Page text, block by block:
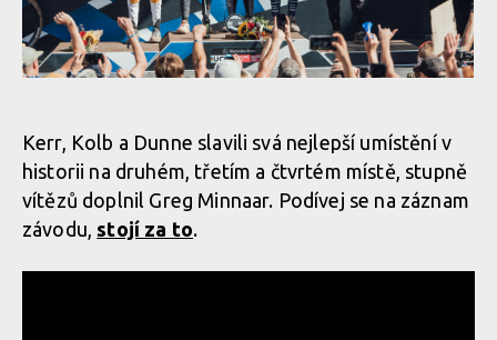
Světový pohátr ve sjezdu, Snowshow: lídři zvětšují náskok
Světový pohátr ve sjezdu, Snowshow: lídři zvětšují náskok
Kerr, Kolb a Dunne slavili svá nejlepší umístění v
historii na druhém, třetím a čtvrtém místě, stupně
vítězů doplnil Greg Minnaar. Podívej se na záznam
závodu, stojí za to.